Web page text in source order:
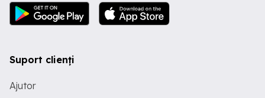
Suport clienți
Ajutor